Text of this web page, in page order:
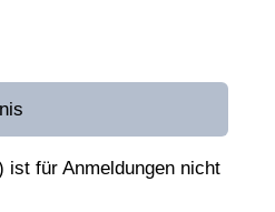
ist für Anmeldungen nicht